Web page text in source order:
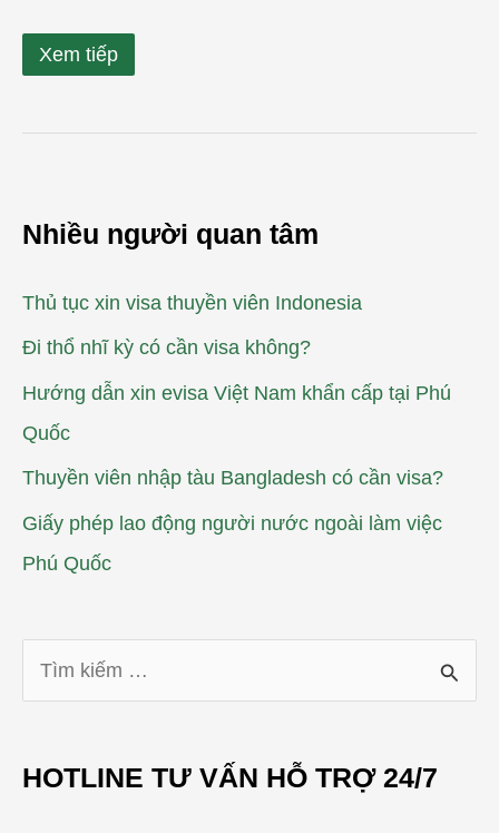
Xem tiếp
Nhiều người quan tâm
Thủ tục xin visa thuyền viên Indonesia
Đi thổ nhĩ kỳ có cần visa không?
Hướng dẫn xin evisa Việt Nam khẩn cấp tại Phú
Quốc
Thuyền viên nhập tàu Bangladesh có cần visa?
Giấy phép lao động người nước ngoài làm việc
Phú Quốc
HOTLINE TƯ VẤN HỖ TRỢ 24/7